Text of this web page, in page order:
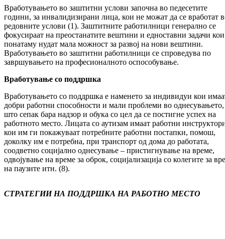
Вработувањето во заштитни услови започна во педесетите
години, за инвалидизирани лица, кои не можат да се вработат
редовните услови (1). Заштитните работилници генерално се
фокусираат на преостанатите вештини и едноставни задачи кои
понатаму нудат мала можност за развој на нови вештини.
Вработувањето во заштитни работилници се спроведува по
завршувањето на професионалното оспособување.
Вработување со поддршка
Вработувањето со поддршка е наменето за индивидуи кои
добри работни способности и мали проблеми во однесувањето,
што сепак бара надзор и обука со цел да се постигне успех на
работното место. Лицата со аутизам имаат работни
кои им ги покажуваат потребните работни постапки, помош,
доколку им е потребна, при транспорт од дома до работата,
соодветно социјално однесување – пристигнување на време,
одвојување на време за оброк, социјализација со колегите за
на паузите итн. (8).
СТРАТЕГИИ НА ПОДДРШКА НА РАБОТНО МЕСТО